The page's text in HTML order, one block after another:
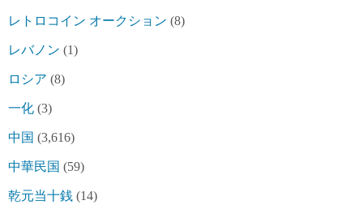
レトロコイン オークション (8)
レバノン (1)
ロシア (8)
一化 (3)
中国 (3,616)
中華民国 (59)
乾元当十銭 (14)